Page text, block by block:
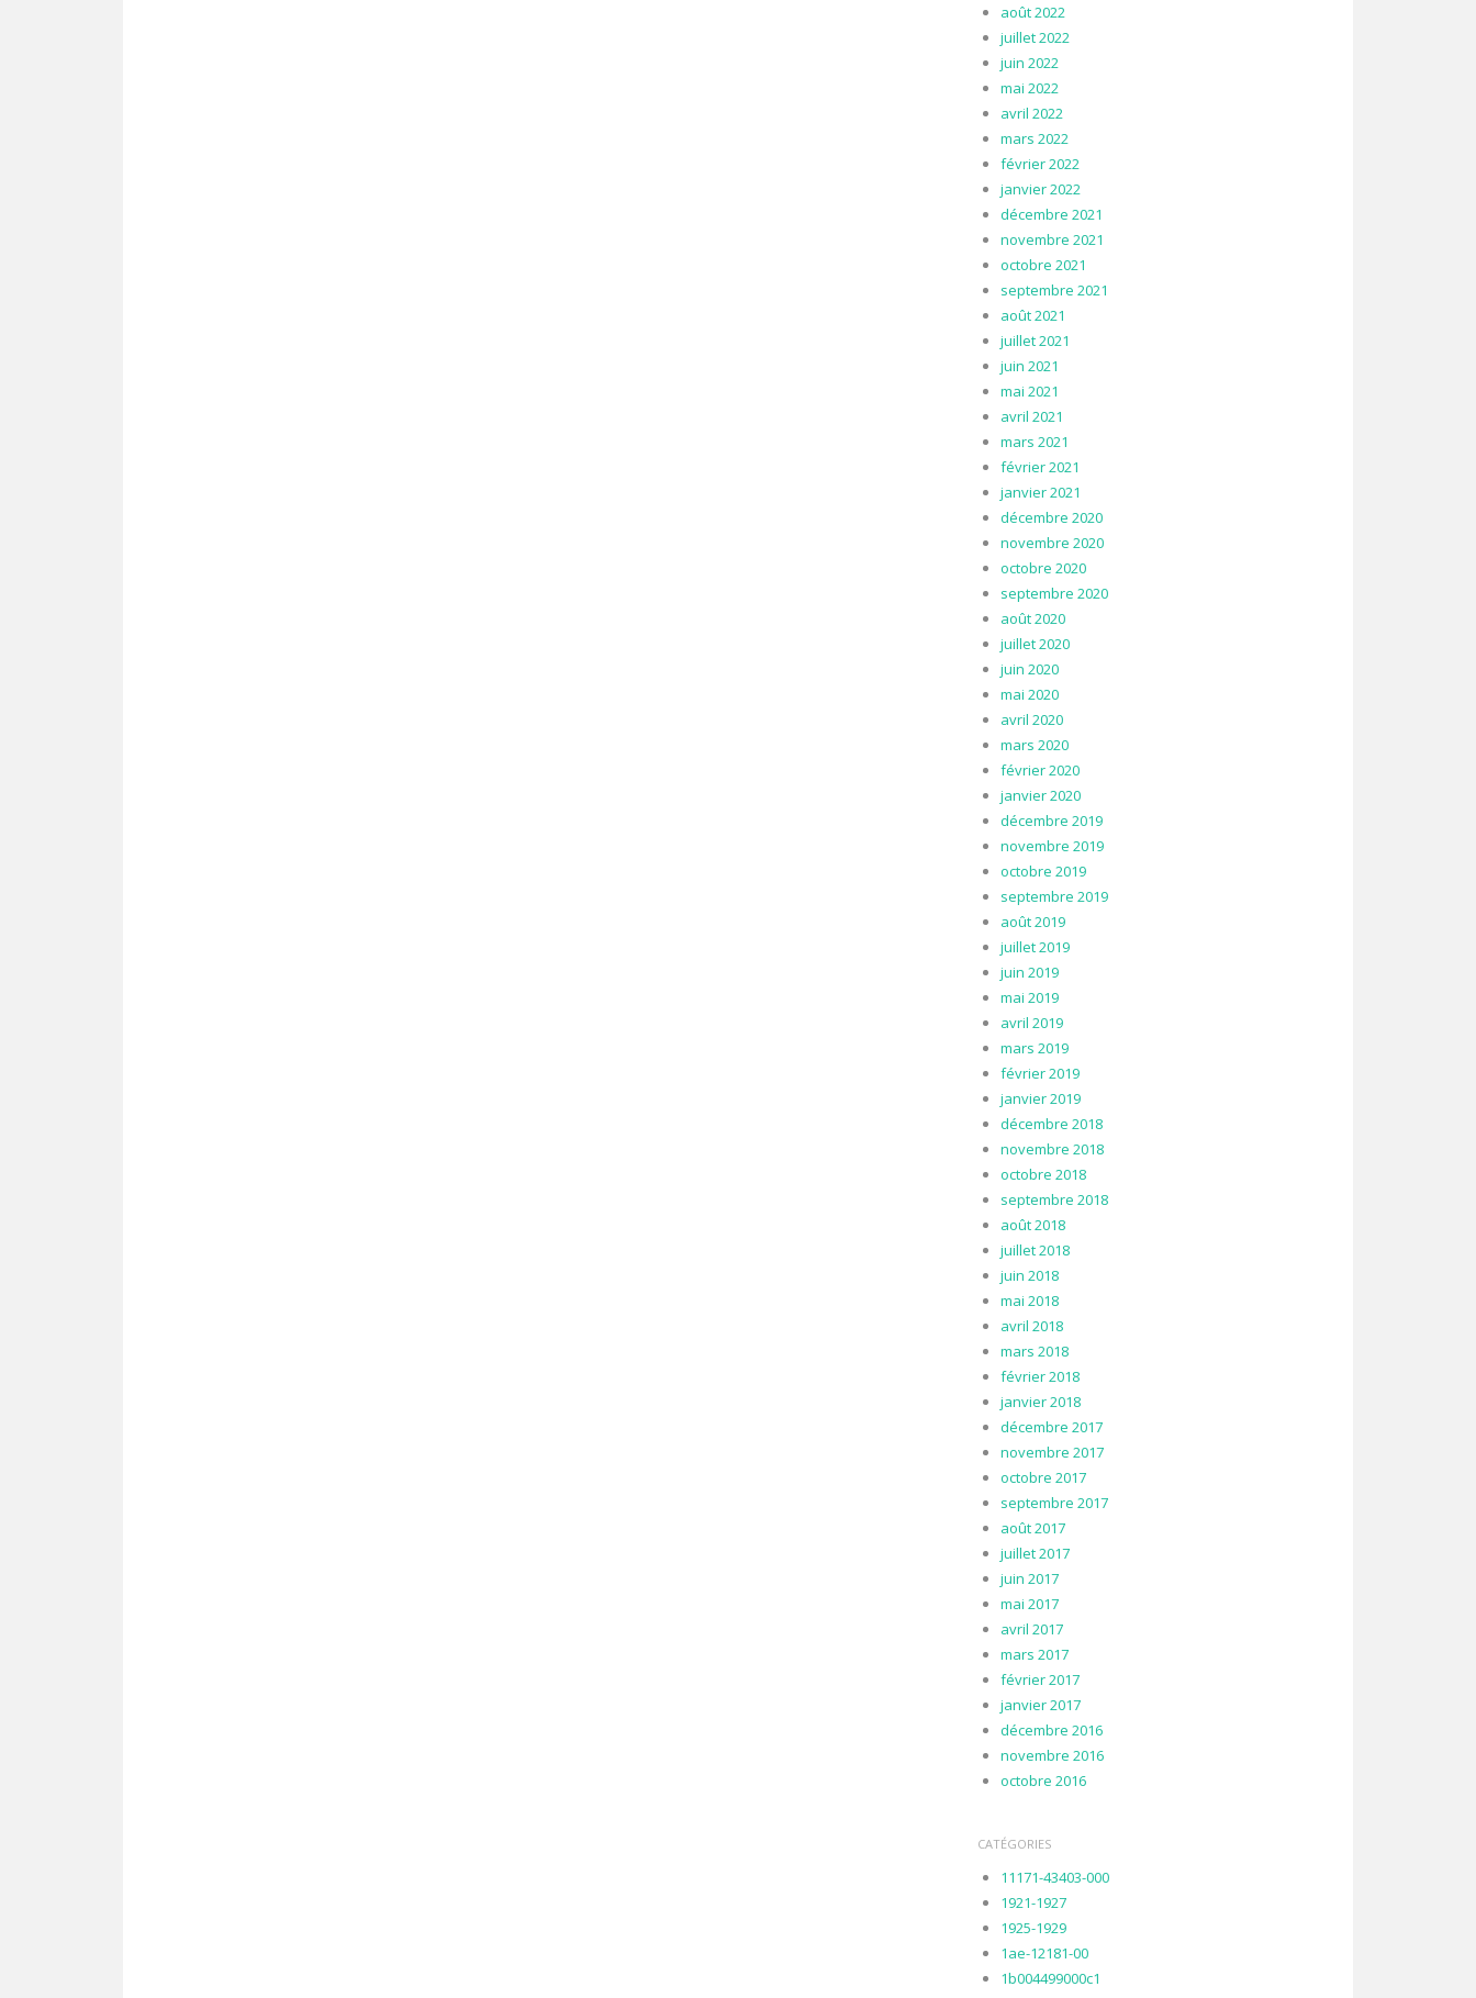
août 2022
juillet 2022
juin 2022
mai 2022
avril 2022
mars 2022
février 2022
janvier 2022
décembre 2021
novembre 2021
octobre 2021
septembre 2021
août 2021
juillet 2021
juin 2021
mai 2021
avril 2021
mars 2021
février 2021
janvier 2021
décembre 2020
novembre 2020
octobre 2020
septembre 2020
août 2020
juillet 2020
juin 2020
mai 2020
avril 2020
mars 2020
février 2020
janvier 2020
décembre 2019
novembre 2019
octobre 2019
septembre 2019
août 2019
juillet 2019
juin 2019
mai 2019
avril 2019
mars 2019
février 2019
janvier 2019
décembre 2018
novembre 2018
octobre 2018
septembre 2018
août 2018
juillet 2018
juin 2018
mai 2018
avril 2018
mars 2018
février 2018
janvier 2018
décembre 2017
novembre 2017
octobre 2017
septembre 2017
août 2017
juillet 2017
juin 2017
mai 2017
avril 2017
mars 2017
février 2017
janvier 2017
décembre 2016
novembre 2016
octobre 2016
CATÉGORIES
11171-43403-000
1921-1927
1925-1929
1ae-12181-00
1b004499000c1